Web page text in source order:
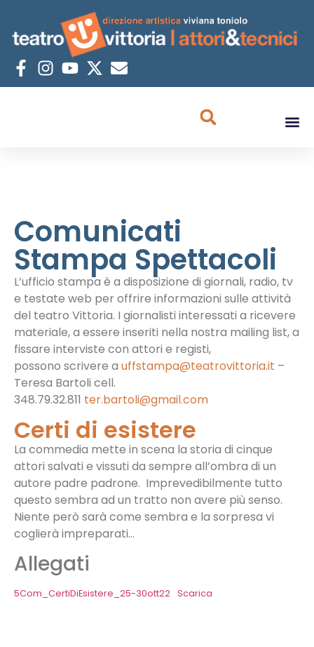
Comunicati
Stampa Spettacoli
L’ufficio stampa è a disposizione di giornali, radio, tv
e testate web per offrire informazioni sulle attività
del teatro Vittoria. I giornalisti interessati a ricevere
materiale, a essere inseriti nella nostra mailing list, a
fissare interviste con attori e registi,
possono scrivere a uffstampa@teatrovittoria.it –
Teresa Bartoli cell.
348.79.32.811 ter.bartoli@gmail.com
Certi di esistere
La commedia mette in scena la storia di cinque
attori salvati e vissuti da sempre all’ombra di un
autore padre padrone. Imprevedibilmente tutto
questo sembra ad un tratto non avere più senso.
Niente però sarà come sembra e la sorpresa vi
coglierà impreparati…
Allegati
5Com_CertiDiEsistere_25-30ott22 Scarica